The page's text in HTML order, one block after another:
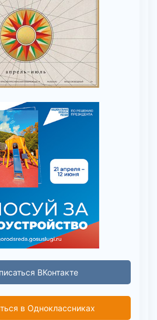
ВКонтакте
в Одноклассниках